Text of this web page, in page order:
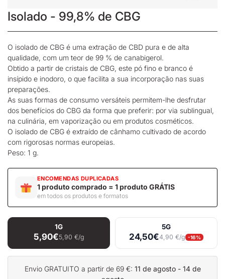
Isolado - 99,8% de CBG
O isolado de CBG é uma extração de CBD pura e de alta
qualidade, com um teor de 99 % de canabigerol.
Obtido a partir de cristais de CBG, este pó fino e branco é
insípido e inodoro, o que facilita a sua incorporação nas suas
preparações.
As suas formas de consumo versáteis permitem-lhe desfrutar
dos benefícios do CBG da forma que preferir: por via sublingual,
na culinária, em vaporização ou em produtos cosméticos.
O isolado de CBG é extraído de cânhamo cultivado de acordo
com rigorosas normas europeias.
Peso: 1 g.
ENCOMENDAS DUPLICADAS
1 produto comprado = 1 produto GRÁTIS
em todos os produtos e formatos
1G
5,90€5,90 €/g
5G
24,50€4,90 €/g -16%
Envio GRATUITO a partir de 69 €: 11 de agosto - 14 de